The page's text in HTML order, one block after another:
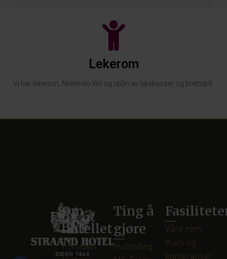
Lekerom
Vi har lekerom, Nintendo Wii og utlån av lekekasser og brettspill.
Om
hotellet
Forsiden
Ting å
gjøre
Hubriding
Våre rom
Kurs og
konferanser